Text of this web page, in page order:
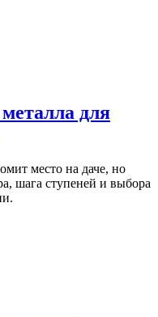
для
место на даче, но
шага ступеней и выбора